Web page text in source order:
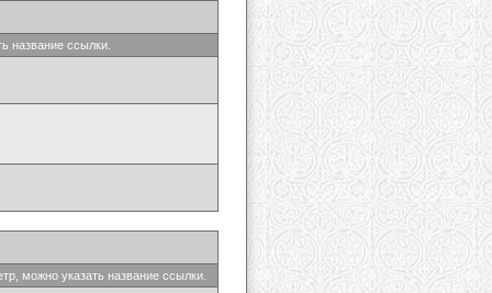
название ссылки.
можно указать название ссылки.